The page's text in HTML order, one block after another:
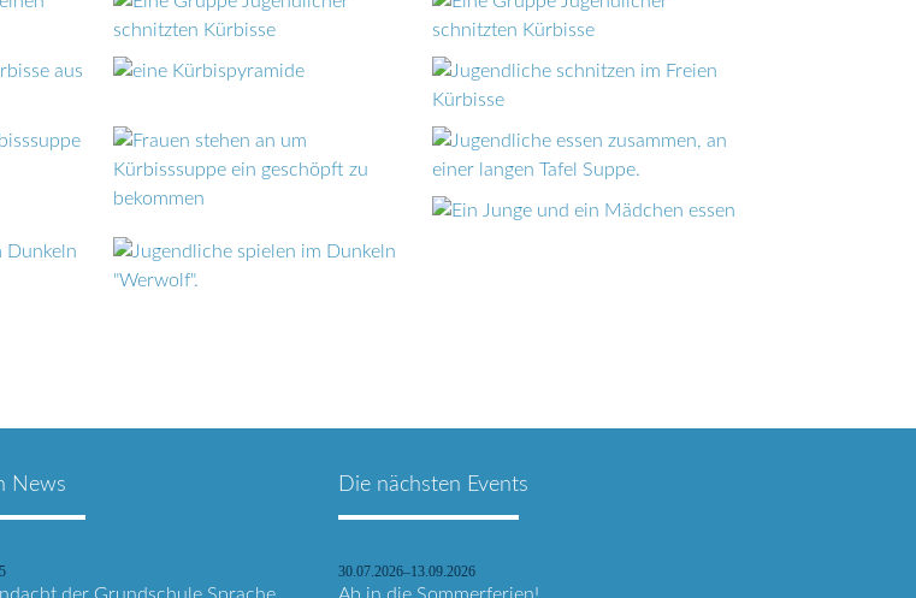
News Die nächsten Events
30.07.2026–13.09.2026